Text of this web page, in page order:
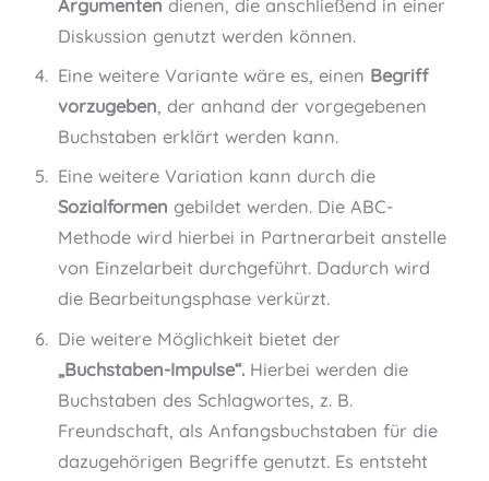
Argumenten dienen, die anschließend in einer
Diskussion genutzt werden können.
Eine weitere Variante wäre es, einen Begriff
vorzugeben, der anhand der vorgegebenen
Buchstaben erklärt werden kann.
Eine weitere Variation kann durch die
Sozialformen gebildet werden. Die ABC-
Methode wird hierbei in Partnerarbeit anstelle
von Einzelarbeit durchgeführt. Dadurch wird
die Bearbeitungsphase verkürzt.
Die weitere Möglichkeit bietet der
„Buchstaben-Impulse“. Hierbei werden die
Buchstaben des Schlagwortes, z. B.
Freundschaft, als Anfangsbuchstaben für die
dazugehörigen Begriffe genutzt. Es entsteht